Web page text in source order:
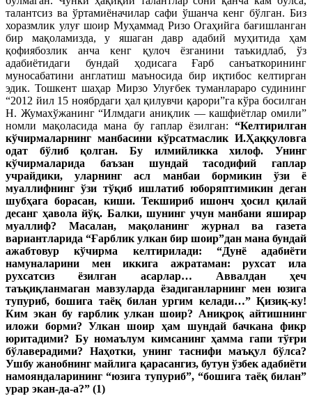
талантсиз ва ўртамиёначилар сафи ўшанча кенг бўлган. Биз
хоразмлик улуғ шоир Муҳаммад Ризо Огаҳийга бағишланган
бир мақоламизда, у яшаган давр адабий муҳитида ҳам
қофиябозлик анча кенг қулоч ёзганини таъкидлаб, ўз
адабиётидаги бундай ҳодисага Ғарб санъаткорининг
муносабатини англатиш маъносида бир иқтибос келтирган
эдик. Тошкент шаҳар Мирзо Улуғбек туманлараро судининг
“2012 йил 15 ноябрдаги ҳал қилувчи қарори”га кўра босилган
Н. Жумахўжанинг “Илмдаги аниқлик — кашфиётлар омили”
номли мақоласида мана бу гаплар ёзилган: “Келтирилган
кўчирмаларнинг манбасини кўрсатмаслик И.Ҳаққуловга
одат бўлиб қолган. Бу илмийликка хилоф. Унинг
кўчирмаларида баъзан шундай тасодифий гаплар
учрайдики, уларнинг асл манбаи бормикин ўзи ё
муаллифнинг ўзи тўқиб ишлатиб юборяптимикин деган
шубҳага борасан, киши. Текшириб ишонч ҳосил қилай
десанг ҳавола йўқ. Балки, шунинг учун манбани яширар
муаллиф? Масалан, мақоланинг журнал ва газета
вариантларида “Ғарблик улкан бир шоир”дан мана бундай
ажабтовур кўчирма келтирилади: “Дунё адабиёти
намуналарини мен иккига ажратаман: рухсат ила
рухсатсиз ёзилган асарлар… Аввалдан ҳеч
таъқиқланмаган мавзуларда ёзадиганларнинг мен юзига
тупуриб, бошига таёқ билан ургим келади…” Қизиқ-ку!
Ким экан бу ғарблик улкан шоир? Аниқроқ айтишнинг
иложи борми? Улкан шоир ҳам шундай бачкана фикр
юритадими? Бу номаълум кимсанинг ҳамма гапи тўғри
бўлаверадими? Наҳотки, унинг таснифи маъқул бўлса?
Ушбу жанобнинг майлига қарасангиз, бутун ўзбек адабиёти
намояндаларининг “юзига тупуриб”, “бошига таёқ билан”
урар экан-да-а?” (1)